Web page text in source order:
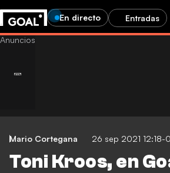
En directo Entradas
Mario Cortegana 26 sep 2021 12:18-
Toni Kroos, en